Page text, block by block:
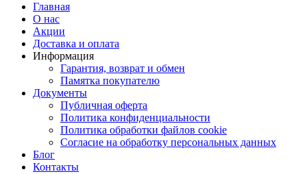
Главная
О нас
Акции
Доставка и оплата
Информация
Гарантия, возврат и обмен
Памятка покупателю
Документы
Публичная оферта
Политика конфиденциальности
Политика обработки файлов cookie
Согласие на обработку персональных данных
Блог
Контакты